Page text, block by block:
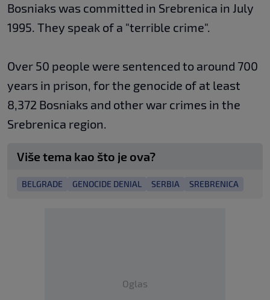
Bosniaks was committed in Srebrenica in July
1995. They speak of a "terrible crime".
Over 50 people were sentenced to around 700
years in prison, for the genocide of at least
8,372 Bosniaks and other war crimes in the
Srebrenica region.
Više tema kao što je ova?
BELGRADE GENOCIDE DENIAL SERBIA SREBRENICA
Oglas